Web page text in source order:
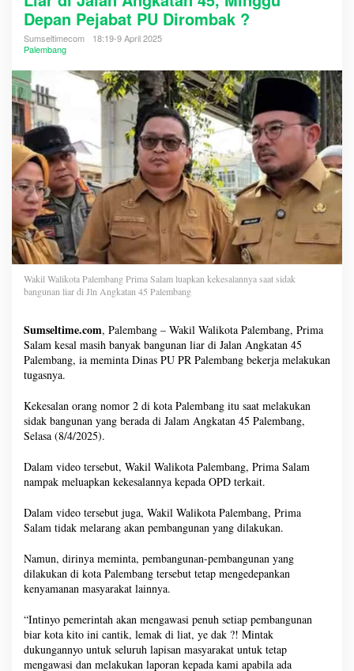
Depan Pejabat PU Dirombak ?
Sumseltimecom
18:19-9 April 2025
Palembang
Wakil Walikota Palembang Prima Salam luapkan kekesalannya saat sidak
bangunan liar di Jln Angkatan 45 Palembang
Sumseltime.com, Palembang – Wakil Walikota Palembang, Prima
Salam kesal masih banyak bangunan liar di Jalan Angkatan 45
Palembang, ia meminta Dinas PU PR Palembang bekerja melakukan
tugasnya.
Kekesalan orang nomor 2 di kota Palembang itu saat melakukan
sidak bangunan yang berada di Jalam Angkatan 45 Palembang,
Selasa (8/4/2025).
Dalam video tersebut, Wakil Walikota Palembang, Prima Salam
nampak meluapkan kekesalannya kepada OPD terkait.
Dalam video tersebut juga, Wakil Walikota Palembang, Prima
Salam tidak melarang akan pembangunan yang dilakukan.
Namun, dirinya meminta, pembangunan-pembangunan yang
dilakukan di kota Palembang tersebut tetap mengedepankan
kenyamanan masyarakat lainnya.
“Intinyo pemerintah akan mengawasi penuh setiap pembangunan
biar kota kito ini cantik, lemak di liat, ye dak ?! Mintak
dukungannyo untuk seluruh lapisan masyarakat untuk tetap
mengawasi dan melakukan laporan kepada kami apabila ada